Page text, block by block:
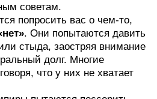
советам.
попросить вас о чем-то,
. Они попытаются давить
стыда, заостряя внимание
долг. Многие
что у них не хватает